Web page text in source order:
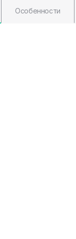
Особенности